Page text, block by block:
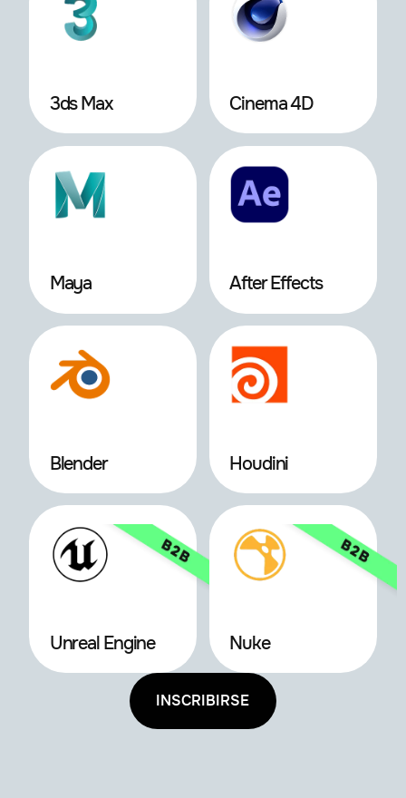
3ds Max Cinema 4D
Maya After Effects
Blender Houdini
Unreal Engine Nuke
INSCRIBIRSE